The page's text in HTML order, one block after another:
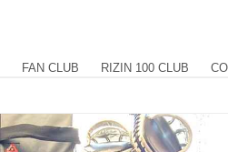
FAN CLUB RIZIN 100 CLUB